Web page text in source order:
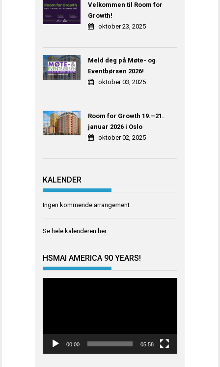
Velkommen til Room for
Growth!
oktober 23, 2025
Meld deg på Møte- og
Eventbørsen 2026!
oktober 03, 2025
Room for Growth 19.–21.
januar 2026 i Oslo
oktober 02, 2025
KALENDER
Ingen kommende arrangement
Se hele kalenderen her.
HSMAI AMERICA 90 YEARS!
00:00 05:58